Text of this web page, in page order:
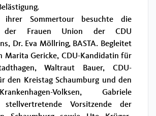
ihrer Sommertour besuchte die
der Frauen Union der CDU
Dr. Eva Möllring, BASTA. Begleitet
Marita Gericke, CDU-Kandidatin für
Waltraut Bauer, CDU-
den Kreistag Schaumburg und den
Volksen, Gabriele
stellvertretende Vorsitzende der